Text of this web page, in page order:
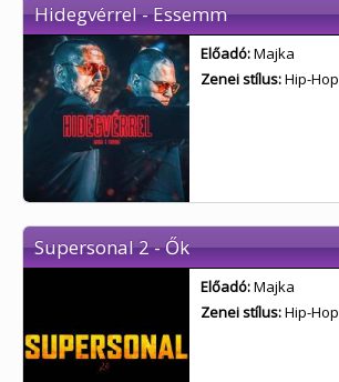
Hidegvérrel - Essemm
Előadó:Majka
Zenei stílus:Hip-Hop
Supersonal 2 - Ők
Előadó:Majka
Zenei stílus:Hip-Hop